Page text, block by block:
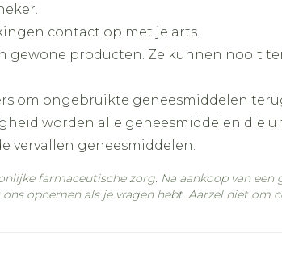
citraat
(15°C - 25°C)
contact op met je arts.
gewone producten. Ze kunnen nooit
om ongebruikte geneesmiddelen
worden alle geneesmiddelen die
vervallen geneesmiddelen.
farmaceutische zorg. Na aankoop van een
opnemen als je vragen hebt. Aarzel niet om